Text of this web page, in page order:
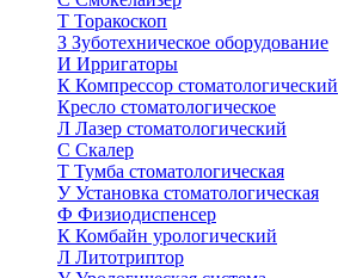
Т Торакоскоп
З Зуботехническое оборудование
И Ирригаторы
К Компрессор стоматологический
Кресло стоматологическое
Л Лазер стоматологический
С Скалер
Т Тумба стоматологическая
УУстановка стоматологическая
Ф Физиодиспенсер
К Комбайн урологический
Л Литотриптор